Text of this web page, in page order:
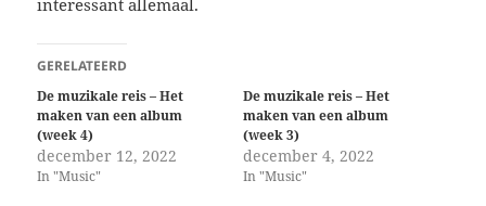
GERELATEERD
De muzikale reis – Het
maken van een album
(week 4)
december 12, 2022
In "Music"
De muzikale reis – Het
maken van een album
(week 3)
december 4, 2022
In "Music"